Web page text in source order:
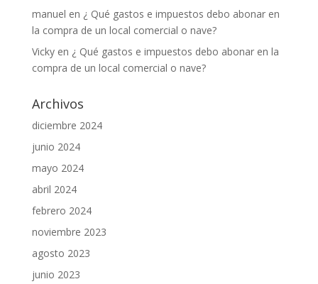
manuel en ¿ Qué gastos e impuestos debo abonar en
la compra de un local comercial o nave?
Vickyen ¿ Qué gastos e impuestos debo abonar en la
compra de un local comercial o nave?
Archivos
diciembre 2024
junio 2024
mayo 2024
abril 2024
febrero 2024
noviembre 2023
agosto 2023
junio 2023